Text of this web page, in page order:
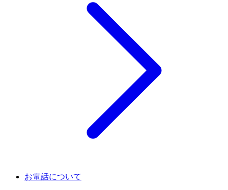
お電話について